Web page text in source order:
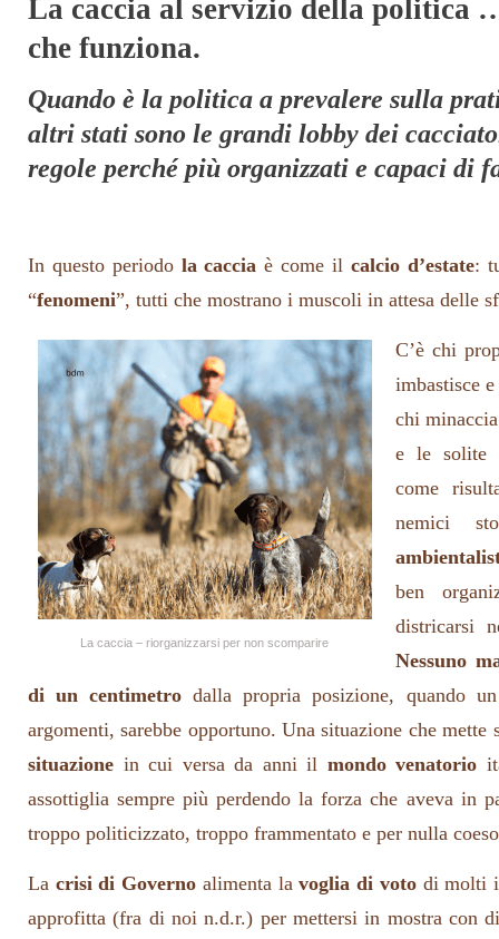
La caccia al servizio della politica
che funziona.
Quando è la politica a prevalere sulla
altri stati sono le grandi lobby dei
regole perché più organizzati e capaci di
In questo periodo la caccia è come il calcio d’estate:
“fenomeni”, tutti che mostrano i muscoli in attesa delle
La caccia – riorganizzarsi per non scomparire
C’è chi
imbastisce
chi
e le solite
come
nemici
ben
districarsi
Nessuno
di un centimetro dalla propria posizione, quando
argomenti, sarebbe opportuno. Una situazione che
situazione in cui versa da anni il mondo venatorio
assottiglia sempre più perdendo la forza che aveva in
troppo politicizzato, troppo frammentato e per nulla
La crisi di Governo alimenta lavoglia di voto di molti
approfitta (fra di noi n.d.r.) per mettersi in mostra con